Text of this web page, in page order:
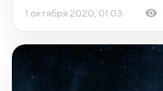
1 октября 2020, 01:03